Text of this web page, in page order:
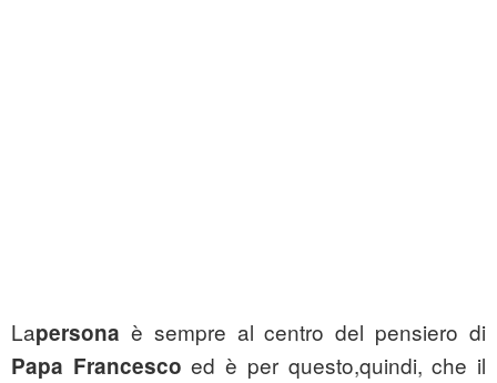
Lapersona è sempre al centro del pensiero di
Papa Francescoed è per questo,quindi, che il